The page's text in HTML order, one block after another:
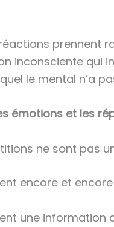
prennent
inconsciente qui
le mental n’a
émotions et les
ne sont pas
encore et
une information